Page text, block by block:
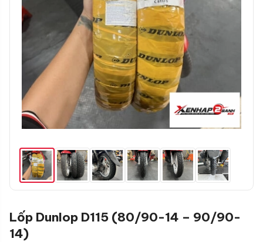
Lốp Dunlop D115 (80/90-14 – 90/90-
14)